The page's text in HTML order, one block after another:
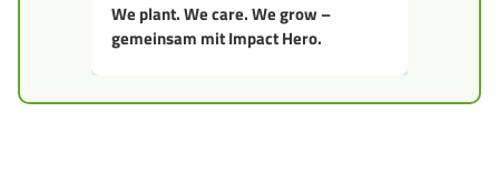
We plant. We care. We grow –
gemeinsam mit Impact Hero.